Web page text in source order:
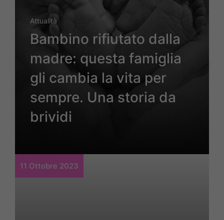
Attualità
Bambino rifiutato dalla
madre: questa famiglia
gli cambia la vita per
sempre. Una storia da
brividi
11 Ottobre 2023